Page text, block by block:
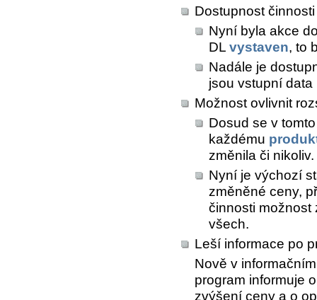
Dostupnost
Nyní byla akce
DL vystaven, to
Nadále je
jsou vstupní
Možnost ovlivnit
Dosud se v
každému
změnila či nikoliv.
Nyní je výchozí
změněné ceny,
činnosti možnost
všech.
Leší informace po
Nově v
program informuje
zvýšení ceny a o